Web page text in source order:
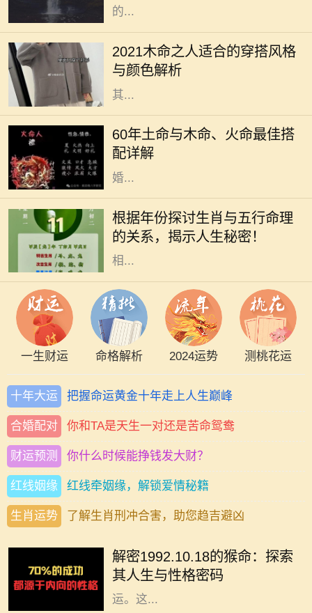
的...
2021木命之人适合的穿搭风格
与颜色解析
2021年是农历辛丑年，对于木命的人
而言，这一年的穿搭选择直接影响着
他们的气场与运势。木命属于五行中
的一种，象征着生长、旺盛与活力，
其...
60年土命与木命、火命最佳搭
配详解
在中国传统命理学中，每个人的命格
都是不同的，而土命、木命和火命则
是常被讨论的一类。这种讨论不仅涉
及到个人命理，还影响着人际关系、
婚...
根据年份探讨生肖与五行命理
的关系，揭示人生秘密！
在中国传统文化中，生肖和五行是命
理学中两个重要的元素。每一个生肖
年都有其独特的五行属性，这不仅影
响着个人的性格特征，还与命运息息
相...
一生财运 命格解析 2024运势 测桃花运
十年大运 把握命运黄金十年走上人生巅峰
合婚配对 你和TA是天生一对还是苦命鸳鸯
财运预测 你什么时候能挣钱发大财？
红线姻缘 红线牵姻缘，解锁爱情秘籍
生肖运势 了解生肖刑冲合害，助您趋吉避凶
解密1992.10.18的猴命：探索
其人生与性格密码
在中华文化中，十二生肖不仅仅是一
智慧。我们今天要探讨的是1992年
10月18日出生的猴命人的性格与命
运。这...
在命理学中，劫财格局常常被视为一